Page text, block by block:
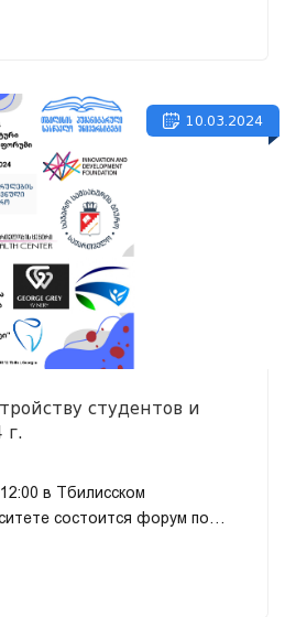
г...
10.03.2024
студентов и
г.
в Тбилисском
состоится форум по
и выпускников. В
на форуме...